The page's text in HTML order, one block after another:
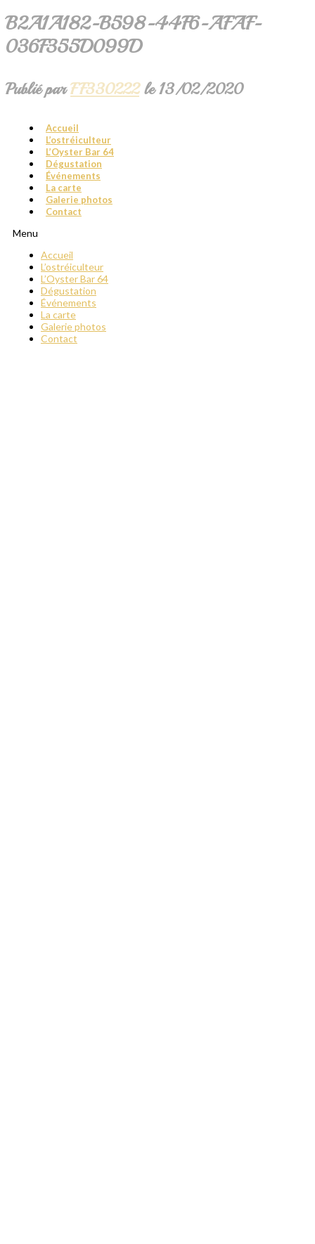
Accueil
L’ostréiculteur
L’Oyster Bar 64
Dégustation
Événements
La carte
Galerie photos
Contact
Menu
Accueil
L’ostréiculteur
L’Oyster Bar 64
Dégustation
Événements
La carte
Galerie photos
Contact
B2A1A182-B598-44F6-AFAF-
036F355D099D
Publié parFF330222le13/02/2020